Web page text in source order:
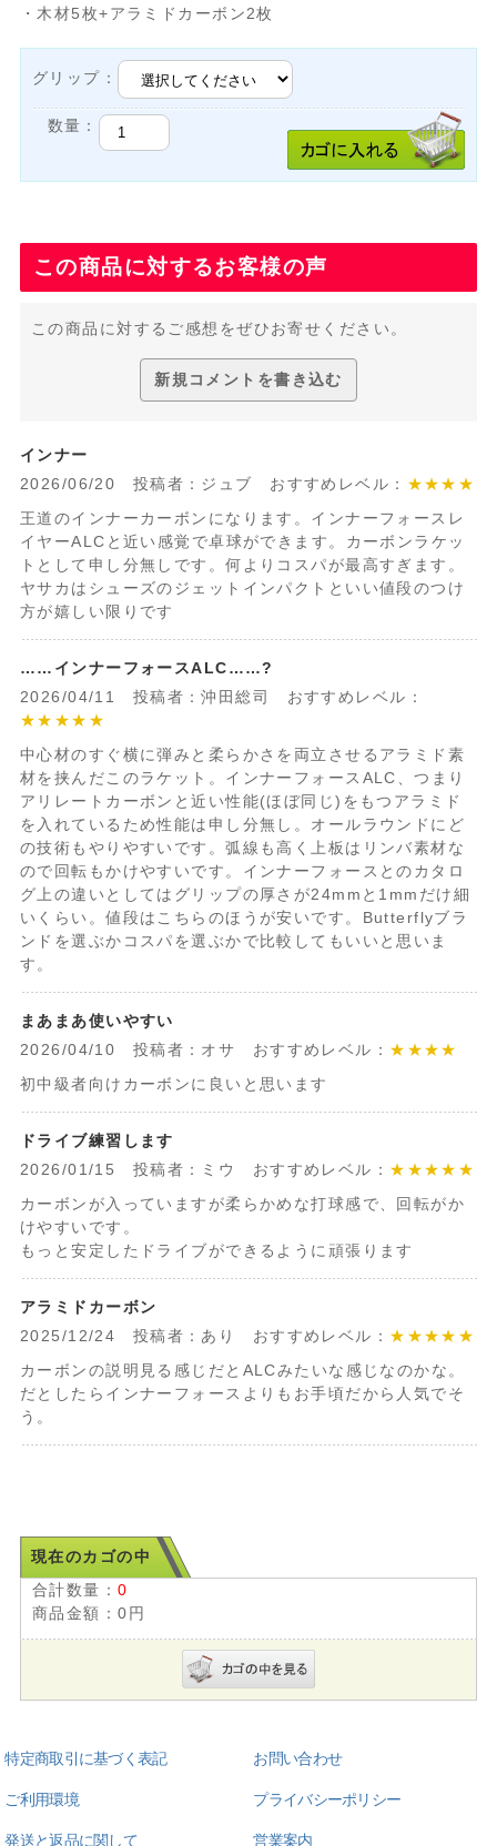
・木材5枚+アラミドカーボン2枚
グリップ：
数量：
この商品に対するお客様の声
この商品に対するご感想をぜひお寄せください。
新規コメントを書き込む
インナー
2026/06/20 投稿者：ジュブ おすすめレベル： ★★★★
王道のインナーカーボンになります。インナーフォースレ
イヤーALCと近い感覚で卓球ができます。カーボンラケッ
トとして申し分無しです。何よりコスパが最高すぎます。
ヤサカはシューズのジェットインパクトといい値段のつけ
方が嬉しい限りです
……インナーフォースALC……?
2026/04/11 投稿者：沖田総司 おすすめレベル：
★★★★★
中心材のすぐ横に弾みと柔らかさを両立させるアラミド素
材を挟んだこのラケット。インナーフォースALC、つまり
アリレートカーボンと近い性能(ほぼ同じ)をもつアラミド
を入れているため性能は申し分無し。オールラウンドにど
の技術もやりやすいです。弧線も高く上板はリンバ素材な
ので回転もかけやすいです。インナーフォースとのカタロ
グ上の違いとしてはグリップの厚さが24mmと1mmだけ細
いくらい。値段はこちらのほうが安いです。Butterflyブラ
ンドを選ぶかコスパを選ぶかで比較してもいいと思いま
す。
まあまあ使いやすい
2026/04/10 投稿者：オサ おすすめレベル： ★★★★
初中級者向けカーボンに良いと思います
ドライブ練習します
2026/01/15 投稿者：ミウ おすすめレベル： ★★★★★
カーボンが入っていますが柔らかめな打球感で、回転がか
けやすいです。
もっと安定したドライブができるように頑張ります
アラミドカーボン
2025/12/24 投稿者：あり おすすめレベル： ★★★★★
カーボンの説明見る感じだとALCみたいな感じなのかな。
だとしたらインナーフォースよりもお手頃だから人気でそ
う。
現在のカゴの中
合計数量：0
商品金額：0円
特定商取引に基づく表記 お問い合わせ
ご利用環境 プライバシーポリシー
発送と返品に関して 営業案内